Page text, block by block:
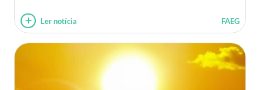
Ler notícia FAEG